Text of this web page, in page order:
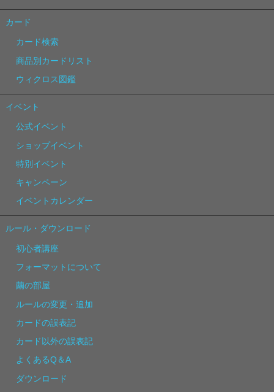
カード
カード検索
商品別カードリスト
ウィクロス図鑑
イベント
公式イベント
ショップイベント
特別イベント
キャンペーン
イベントカレンダー
ルール・ダウンロード
初心者講座
フォーマットについて
繭の部屋
ルールの変更・追加
カードの誤表記
カード以外の誤表記
よくあるQ＆A
ダウンロード